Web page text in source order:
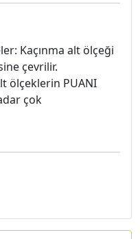
Kaçınma alt ölçeği
çevrilir.
ölçeklerin PUANI
çok